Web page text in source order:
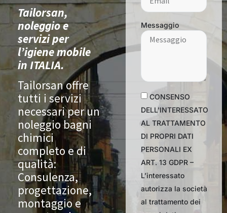
Tailorsan,
noleggio e
servizi per
l’igiene mobile
in ITALIA.
Tailorsan offre
tutti i servizi
necessari per un
noleggio bagni
chimici
completo e di
qualità:
Consulenza,
progettazione,
montaggio e
Messaggio
CONSENSO
DELL'INTERESSATO
AL TRATTAMENTO
DI PROPRI DATI
PERSONALI EX
ART. 13 GDPR –
L’interessato
autorizza la società
al trattamento dei